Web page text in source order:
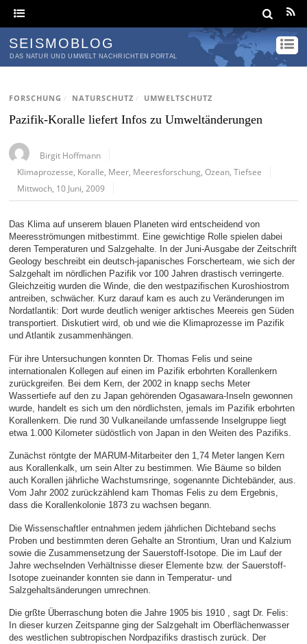
SEISMOBLOG
DAS NATUR UND UMWELT NACHRICHTEN PORTAL
FORSCHUNG / NATURSCHUTZ / UMWELTSCHUTZ
Pazifik-Koralle liefert Infos zu Umweltänderungen
Birgit Hoffmann
Klimaprozesse Koralle Meer Meeresforschung ,Ozean ,Tiefsee
Mittwoch, 10 Juni, 2009
Das Klima auf unserem blauen Planeten wird entscheidend von
Meeresströmungen mitbestimmt. Eine gewichtige Rolle spielen dabei
deren Temperaturen und Salzgehalte. In der Juni-Ausgabe der Zeitschrift
Geology beschreibt ein deutsch-japanisches Forscherteam, wie sich der
Salzgehalt im nördlichen Pazifik vor 100 Jahren drastisch verringerte.
Gleichzeitig wurden die Winde, die den westpazifischen Kuroshiostrom
antreiben, schwächer. Kurz darauf kam es auch zu Veränderungen im
Nordatlantik: Dort wurde deutlich weniger arktisches Meereis gen Süden
transportiert. Diskutiert wird, ob und wie die Klimaprozesse im Pazifik
und Atlantik zusammenhängen.
Für ihre Untersuchungen konnten Dr. Thomas Felis und seine
internationalen Kollegen auf einen im Pazifik erbohrten Korallenkern
zurückgreifen. Bei dem Kern, der 2002 in knapp sechs Meter
Wassertiefe auf den zu Japan gehörenden Ogasawara-Inseln gewonnen
wurde, handelt es sich um den nördlichsten, jemals im Pazifik erbohrten
Korallenkern. Die rund 30 Vulkaneilande umfassende Inselgruppe liegt
etwa 1.000 Kilometer südöstlich von Japan in den Weiten des Pazifiks.
Zunächst röntgte der MARUM-Mitarbeiter den 1,74 Meter langen Kern
aus Korallenkalk, um sein Alter zu bestimmen. Wie Bäume so bilden
auch Korallen jährliche Wachstumsringe, sogenannte Dichtebänder, aus.
Vom Jahr 2002 zurückzählend kam Thomas Felis zu dem Ergebnis,
dass die Korallenkolonie 1873 zu wachsen begann.
Die Wissenschaftler entnahmen jedem jährlichen Dichteband sechs
Proben und bestimmten deren Gehalte an Strontium, Uran und Kalzium
sowie die Zusammensetzung der Sauerstoff-Isotope. Die im Lauf der
Jahre wechselnden Verhältnisse dieser Elemente bzw. der Sauerstoff-
Isotope zueinander konnten sie dann in Temperatur- und
Salzgehaltsänderungen umrechnen.
Die grßte Überraschung boten die Jahre 1905 bis 1910 , sagt Dr. Felis:
In dieser kurzen Zeitspanne ging der Salzgehalt im Oberflächenwasser
des westlichen subtropischen Nordpazifiks drastisch zurück. Der